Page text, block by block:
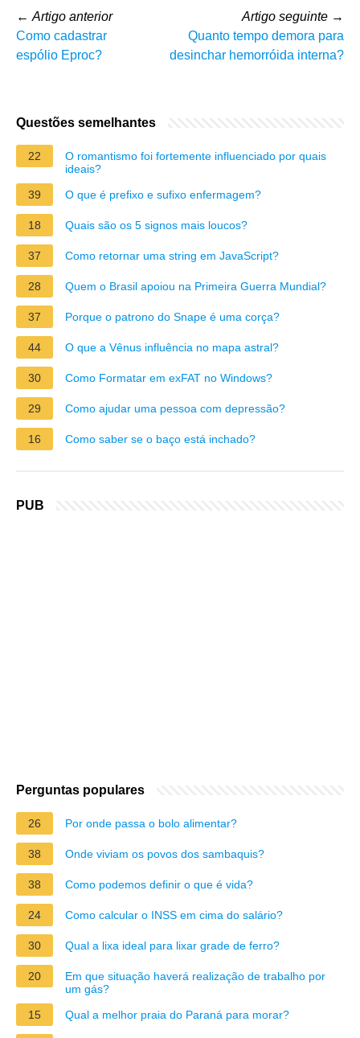
← Artigo anterior
Como cadastrar
espólio Eproc?
Artigo seguinte →
Quanto tempo demora para
desinchar hemorróida interna?
Questões semelhantes
22
O romantismo foi fortemente influenciado por quais
ideais?
39
O que é prefixo e sufixo enfermagem?
18 Quais são os 5 signos mais loucos?
37 Como retornar uma string em JavaScript?
28 Quem o Brasil apoiou na Primeira Guerra Mundial?
37 Porque o patrono do Snape é uma corça?
44 O que a Vênus influência no mapa astral?
30 Como Formatar em exFAT no Windows?
29 Como ajudar uma pessoa com depressão?
16 Como saber se o baço está inchado?
PUB
Perguntas populares
26 Por onde passa o bolo alimentar?
38 Onde viviam os povos dos sambaquis?
38 Como podemos definir o que é vida?
24 Como calcular o INSS em cima do salário?
30 Qual a lixa ideal para lixar grade de ferro?
20
Em que situação haverá realização de trabalho por
um gás?
15
Qual a melhor praia do Paraná para morar?